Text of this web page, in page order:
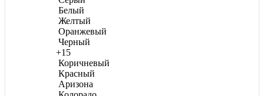
Белый
Желтый
Оранжевый
Черный
+15
Коричневый
Красный
Аризона